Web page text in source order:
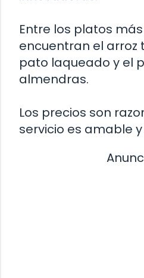
Entre los platos
encuentran el arroz
pato laqueado y el
almendras.
Los precios son
servicio es amable